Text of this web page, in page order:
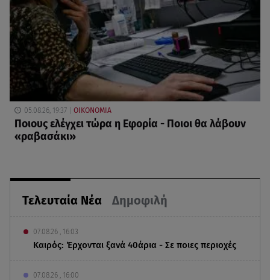
Τελευταία Νέα Δημοφιλή
07.08.26 , 16:03
Καιρός: Έρχονται ξανά 40άρια - Σε ποιες περιοχές
07.08.26 , 16:00
05.08.26, 19:37 ΟΙΚΟΝΟΜΙΑ
Ποιους ελέγχει τώρα η Εφορία - Ποιοι θα λάβουν
«ραβασάκι»